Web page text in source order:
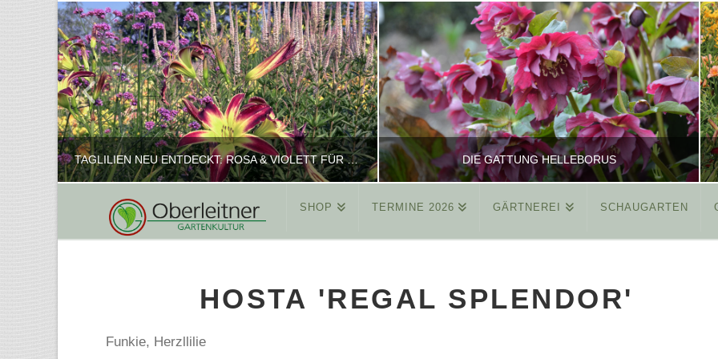
TAGLILIEN NEU ENTDECKT: ROSA & VIOLETT FÜR ROMANTISCHE PFLANZKOMBINATIONEN
REINHARD
FEBRUAR 16, 2025
DIE GATTUNG HELLEBORUS
REINHARD
MÄRZ 26, 2015
SHOP TERMINE 2026 GÄRTNEREI SCHAUGARTEN
HOSTA 'REGAL SPLENDOR'
Funkie, Herzllilie